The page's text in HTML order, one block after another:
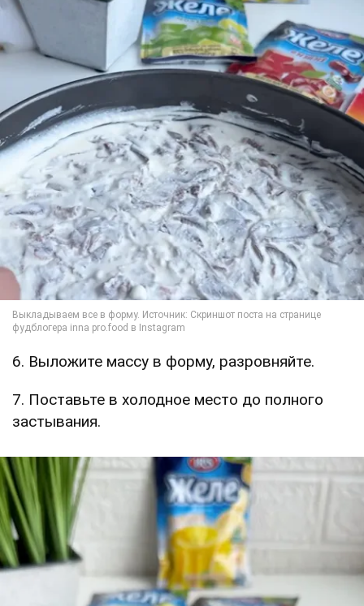
6. Выложите массу в форму, разровняйте.
7. Поставьте в холодное место до полного
застывания.